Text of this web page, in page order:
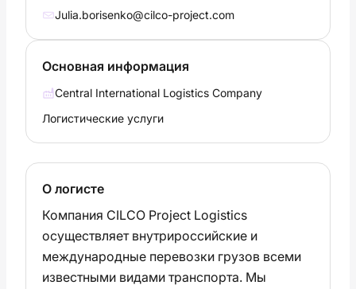
Julia.borisenko@cilco-project.com
Основная информация
Central International Logistics Company​
Логистические услуги
О логисте
Компания CILCO Project Logistics
осуществляет внутрироссийские и
международные перевозки грузов всеми
известными видами транспорта. Мы